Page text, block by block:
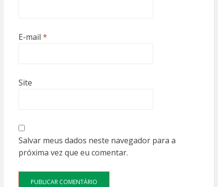
E-mail *
Site
Salvar meus dados neste navegador para a
próxima vez que eu comentar.